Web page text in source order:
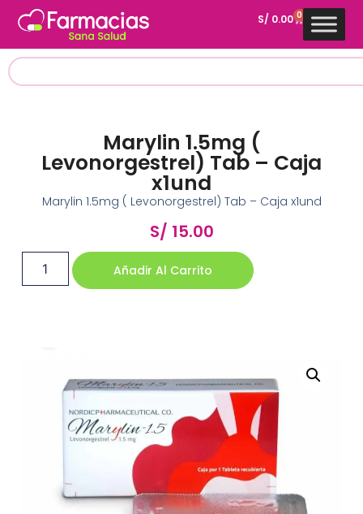
S/ 0.00 0
Marylin 1.5mg (
Levonorgestrel) Tab – Caja
x1und
Marylin 1.5mg ( Levonorgestrel) Tab – Caja x1und
S/ 15.00
Añadir Al Carrito